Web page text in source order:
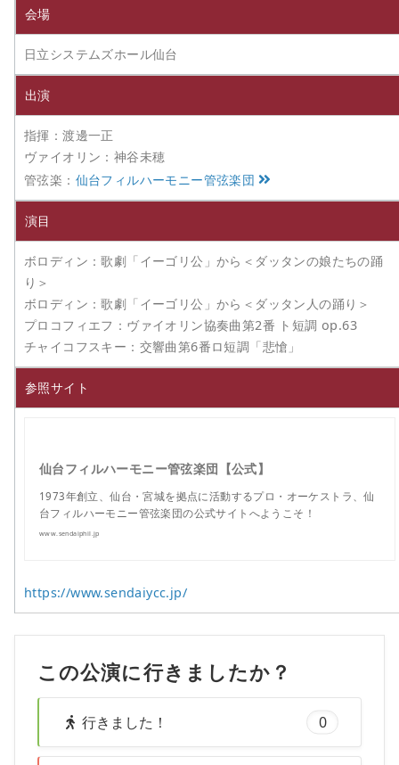
会場
日立システムズホール仙台
出演
指揮：渡邊一正
ヴァイオリン：神谷未穂
管弦楽： 仙台フィルハーモニー管弦楽団
演目
ボロディン：歌劇「イーゴリ公」から＜ダッタンの娘たちの踊
り＞
ボロディン：歌劇「イーゴリ公」から＜ダッタン人の踊り＞
プロコフィエフ：ヴァイオリン協奏曲第2番 ト短調 op.63
チャイコフスキー：交響曲第6番ロ短調「悲愴」
参照サイト
仙台フィルハーモニー管弦楽団【公式】
1973年創立、仙台・宮城を拠点に活動するプロ・オーケストラ、仙
台フィルハーモニー管弦楽団の公式サイトへようこそ！
www.sendaiphil.jp
https://www.sendaiycc.jp/
この公演に行きましたか？
行きました！ 0